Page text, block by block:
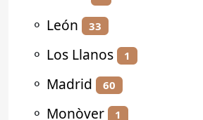
⚬ León 33
⚬ Los Llanos 1
⚬ Madrid 60
⚬ Monòver 1